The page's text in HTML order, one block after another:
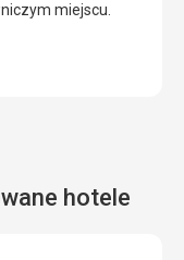
miejscu.
hotele